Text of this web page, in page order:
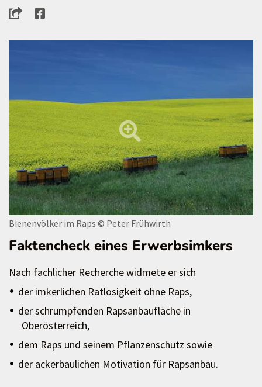
Bienenvölker im Raps © Peter Frühwirth
Faktencheck eines Erwerbsimkers
Nach fachlicher Recherche widmete er sich
der imkerlichen Ratlosigkeit ohne Raps,
der schrumpfenden Rapsanbaufläche in
Oberösterreich,
dem Raps und seinem Pflanzenschutz sowie
der ackerbaulichen Motivation für Rapsanbau.